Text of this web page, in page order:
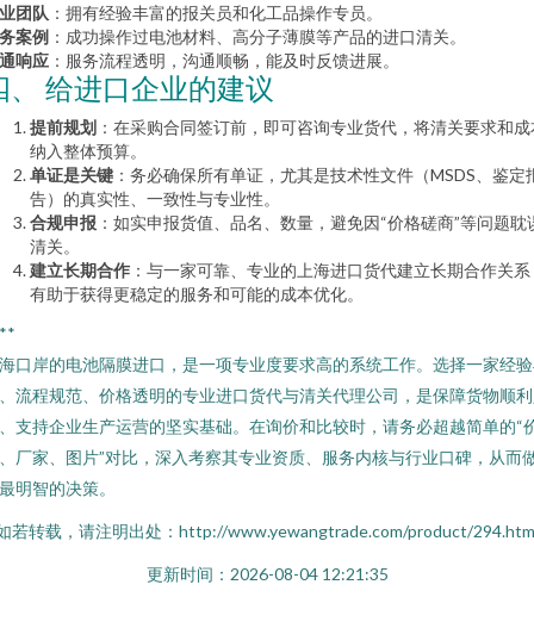
团队 ：拥有经验丰富的报关员和化工品操作专员。
案例 ：成功操作过电池材料、高分子薄膜等产品的进口清关。
响应 ：服务流程透明，沟通顺畅，能及时反馈进展。
、 给进口企业的建议
提前规划 ：在采购合同签订前，即可咨询专业货代，将清关要求和成
纳入整体预算。
单证是关键 ：务必确保所有单证，尤其是技术性文件（MSDS、鉴定
告）的真实性、一致性与专业性。
合规申报 ：如实申报货值、品名、数量，避免因“价格磋商”等问题耽
清关。
建立长期合作 ：与一家可靠、专业的上海进口货代建立长期合作关系
有助于获得更稳定的服务和可能的成本优化。
口岸的电池隔膜进口，是一项专业度要求高的系统工作。选择一家经
流程规范、价格透明的专业进口货代与清关代理公司，是保障货物顺
支持企业生产运营的坚实基础。在询价和比较时，请务必超越简单的“
厂家、图片”对比，深入考察其专业资质、服务内核与行业口碑，从而
明智的决策。
若转载，请注明出处：http://www.yewangtrade.com/product/
更新时间：2026-08-04 12:21:35